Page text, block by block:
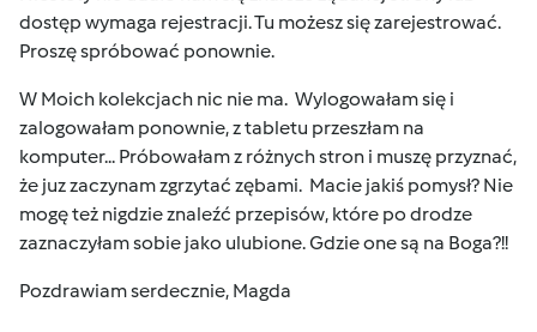
dostęp wymaga rejestracji. Tu możesz się zarejestrować.
Proszę spróbować ponownie.
W Moich kolekcjach nic nie ma. Wylogowałam się i
zalogowałam ponownie, z tabletu przeszłam na
komputer... Próbowałam z różnych stron i muszę przyznać,
że juz zaczynam zgrzytać zębami. Macie jakiś pomysł? Nie
mogę też nigdzie znaleźć przepisów, które po drodze
zaznaczyłam sobie jako ulubione. Gdzie one są na Boga?!!
Pozdrawiam serdecznie, Magda